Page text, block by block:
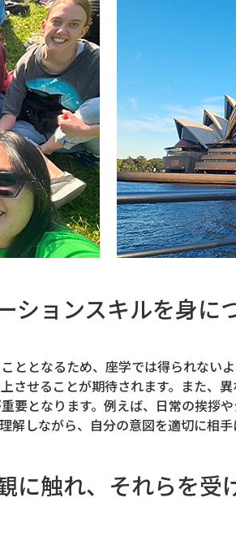
ションスキルを身に
ととなるため、座学では得られない
させることが期待されます。また、
要となります。例えば、日常の挨拶
解しながら、自分の意図を適切に相
に触れ、それらを受